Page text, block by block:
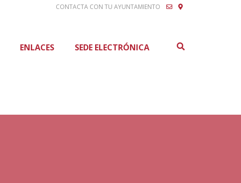
CONTACTA CON TU AYUNTAMIENTO
ENLACES SEDE ELECTRÓNICA